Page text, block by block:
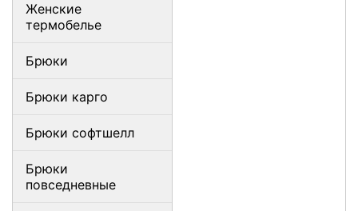
Женские
термобелье
Брюки
Брюки карго
Брюки софтшелл
Брюки
повседневные